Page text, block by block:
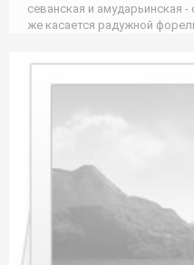
севанская и амударьинская
же касается радужной